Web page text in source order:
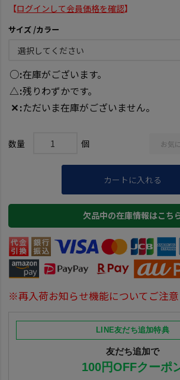
【ログインして会員価格を確認】
サイズ カラー
○ 在庫がございます。
△ 残りわずかです。
✕ ただいま在庫がございません。
お気
カートに入れる
欠品中の在庫情報はこち
※再入荷お知らせ機能についてご注意
LINE友だち追加特典
友だち追加で
100円OFFクーポ